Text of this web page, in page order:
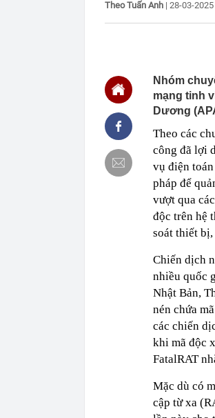
Theo Tuấn Anh | 28-03-
Nhóm
mạng tinh
Dương
Theo các
công đã lợi
vụ điện
pháp để
vượt qua
độc trên hệ
soát thiết
Chiến dịch
nhiều quốc
Nhật Bản,
nén chứa
các chiến
khi mã độc
FatalRAT
Mặc dù có
cập từ xa